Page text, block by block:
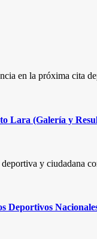
en la próxima
Lara (Galería y
y ciudadana
Deportivos